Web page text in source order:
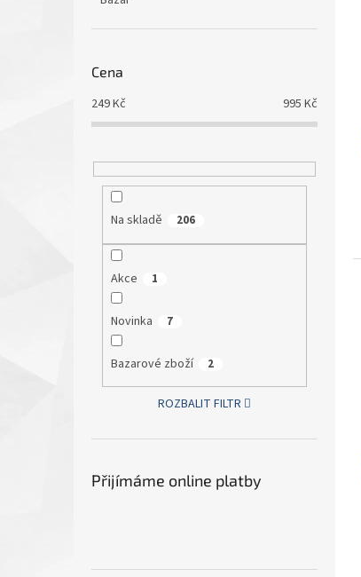
Cena
249Kč 995 Kč
Na skladě 206
Akce 1
Novinka 7
Bazarové zboží 2
ROZBALIT FILTR
Přijímáme online platby